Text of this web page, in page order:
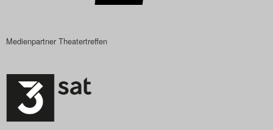
Medienpartner Theatertreffen